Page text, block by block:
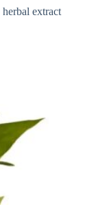
herbal extract